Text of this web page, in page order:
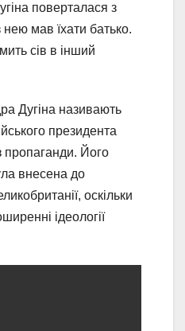
поверталася з
мав їхати батько.
сів в інший
Дугіна називають
президента
пропаганди. Його
внесена до
оскільки
ідеології